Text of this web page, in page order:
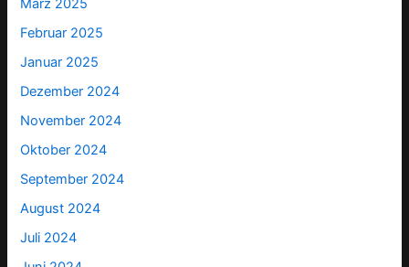
März 2025
Februar 2025
Januar 2025
Dezember 2024
November 2024
Oktober 2024
September 2024
August 2024
Juli 2024